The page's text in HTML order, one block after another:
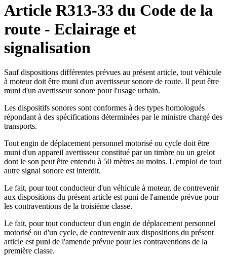
Article R313-33 du Code de la
route - Eclairage et
signalisation
Sauf dispositions différentes prévues au présent article, tout véhicule
à moteur doit être muni d'un avertisseur sonore de route. Il peut être
muni d'un avertisseur sonore pour l'usage urbain.
Les dispositifs sonores sont conformes à des types homologués
répondant à des spécifications déterminées par le ministre chargé des
transports.
Tout engin de déplacement personnel motorisé ou cycle doit être
muni d'un appareil avertisseur constitué par un timbre ou un grelot
dont le son peut être entendu à 50 mètres au moins. L'emploi de tout
autre signal sonore est interdit.
Le fait, pour tout conducteur d'un véhicule à moteur, de contrevenir
aux dispositions du présent article est puni de l'amende prévue pour
les contraventions de la troisième classe.
Le fait, pour tout conducteur d'un engin de déplacement personnel
motorisé ou d'un cycle, de contrevenir aux dispositions du présent
article est puni de l'amende prévue pour les contraventions de la
première classe.